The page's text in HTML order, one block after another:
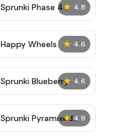
★ 4.8
Sprunki Phase 4
Definitive
★ 4.6
Happy Wheels
★ 4.6
Sprunki Blueberry
★ 4.9
Sprunki Pyramixed
Mod